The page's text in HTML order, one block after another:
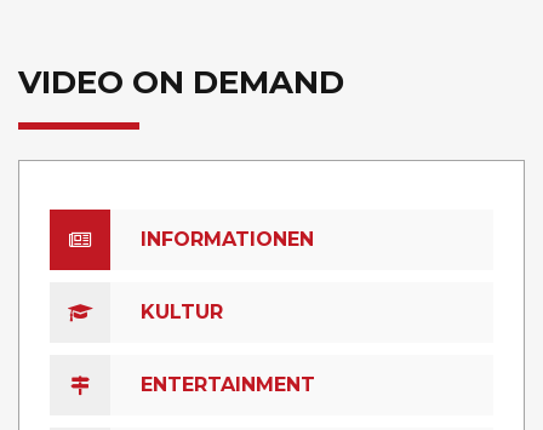
VIDEO ON DEMAND
INFORMATIONEN
KULTUR
ENTERTAINMENT